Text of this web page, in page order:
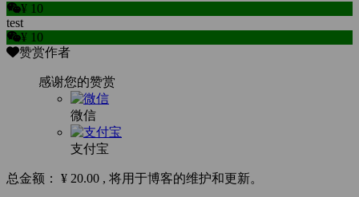
¥ 10
test
¥ 10
赞赏作者
感谢您的赞赏
微信
支付宝
总金额： ¥ 20.00 , 将用于博客的维护和更新。